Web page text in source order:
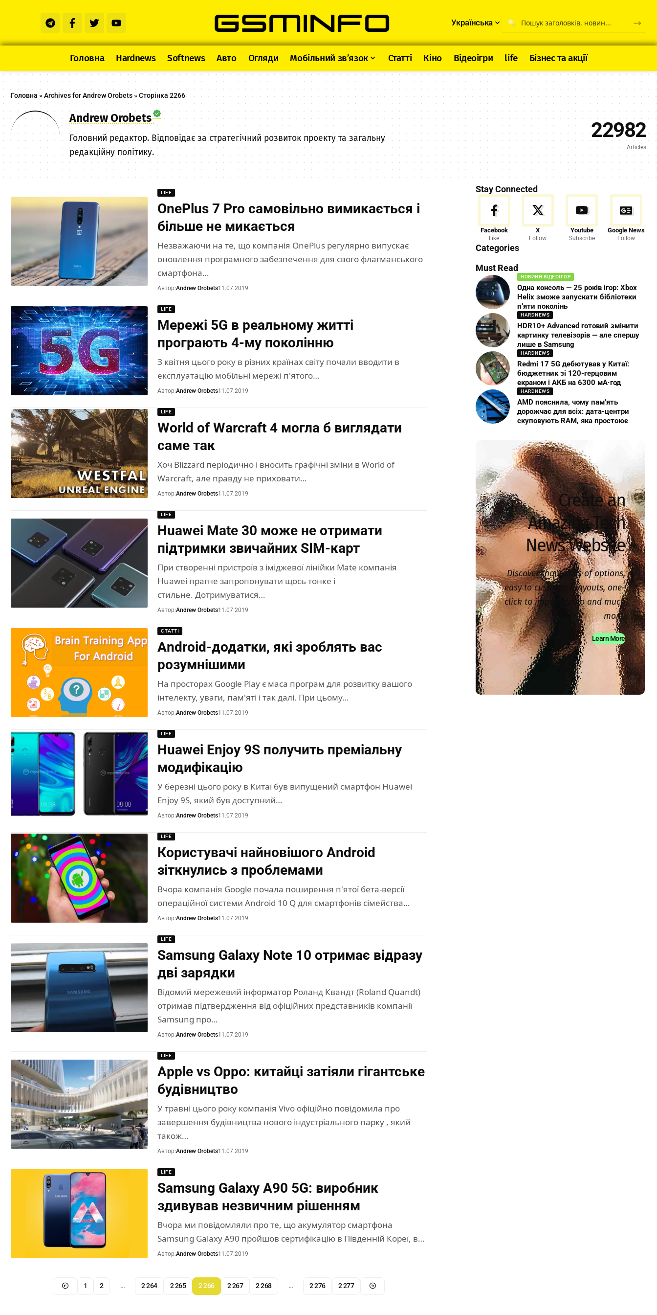
Українська
Головна Hardnews Softnews Авто Огляди Мобільний зв’язок Статті Кіно Відеоігри life Бізнес та акції
Головна »Archives for Andrew Orobets»Сторінка 2266
Andrew Orobets
Головний редактор. Відповідає за стратегічний розвиток проекту та загальну
редакційну політику.
22982
Articles
LIFE
OnePlus 7 Pro самовільно вимикається і
більше не микається
Незважаючи на те, що компанія OnePlus регулярно випускає
оновлення програмного забезпечення для свого флагманського
смартфона…
Автор:Andrew Orobets11.07.2019
LIFE
Мережі 5G в реальному житті
програють 4-му поколінню
З квітня цього року в різних країнах світу почали вводити в
експлуатацію мобільні мережі п'ятого…
Автор:Andrew Orobets11.07.2019
LIFE
World of Warcraft 4 могла б виглядати
саме так
Хоч Blizzard періодично і вносить графічні зміни в World of
Warcraft, але правду не приховати…
Автор:Andrew Orobets11.07.2019
LIFE
Huawei Mate 30 може не отримати
підтримки звичайних SIM-карт
При створенні пристроїв з іміджевої лінійки Mate компанія
Huawei прагне запропонувати щось тонке і
стильне. Дотримуватися…
Автор:Andrew Orobets11.07.2019
СТАТТІ
Android-додатки, які зроблять вас
розумнішими
На просторах Google Play є маса програм для розвитку вашого
інтелекту, уваги, пам'яті і так далі. При цьому…
Автор:Andrew Orobets11.07.2019
LIFE
Huawei Enjoy 9S получить преміальну
модифікацію
У березні цього року в Китаї був випущений смартфон Huawei
Enjoy 9S, який був доступний…
Автор:Andrew Orobets11.07.2019
LIFE
Користувачі найновішого Android
зіткнулись з проблемами
Вчора компанія Google почала поширення п'ятої бета-версії
операційної системи Android 10 Q для смартфонів сімейства…
Автор:Andrew Orobets11.07.2019
LIFE
Samsung Galaxy Note 10 отримає відразу
дві зарядки
Відомий мережевий інформатор Роланд Квандт (Roland Quandt)
отримав підтвердження від офіційних представників компанії
Samsung про…
Автор:Andrew Orobets11.07.2019
LIFE
Apple vs Oppo: китайці затіяли гігантське
будівництво
У травні цього року компанія Vivo офіційно повідомила про
завершення будівництва нового індустріального парку , який
також…
Автор:Andrew Orobets11.07.2019
LIFE
Samsung Galaxy A90 5G: виробник
здивував незвичним рішенням
Вчора ми повідомляли про те, що акумулятор смартфона
Samsung Galaxy A90 пройшов сертифікацію в Південній Кореї, в…
Автор:Andrew Orobets11.07.2019
1 2 … 2 264 2 265 2 266 2 267 2 268 … 2 276 2 277
Stay Connected
Facebook
Like
X
Follow
Youtube
Subscribe
Google News
Follow
Categories
Must Read
НОВИНИ ВІДЕОІГОР
Одна консоль — 25 років ігор: Xbox
Helix зможе запускати бібліотеки
п’яти поколінь
HARDNEWS
HDR10+ Advanced готовий змінити
картинку телевізорів — але спершу
лише в Samsung
HARDNEWS
Redmi 17 5G дебютував у Китаї:
бюджетник зі 120-герцовим
екраном і АКБ на 6300 мА·год
HARDNEWS
AMD пояснила, чому пам’ять
дорожчає для всіх: дата-центри
скуповують RAM, яка простоює
Create an
Amazing Tech
News Website
Discover thousands of options,
easy to customize layouts, one-
click to import demo and much
more.
Learn More